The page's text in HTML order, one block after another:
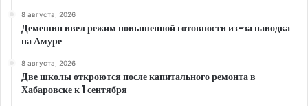
8 августа, 2026
Демешин ввел режим повышенной готовности из-за паводка
на Амуре
8 августа, 2026
Две школы откроются после капитального ремонта в
Хабаровске к 1 сентября